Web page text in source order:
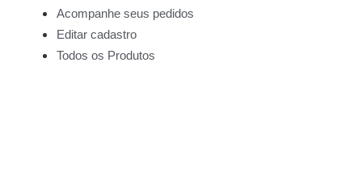
Acompanhe seus pedidos
Editar cadastro
Todos os Produtos